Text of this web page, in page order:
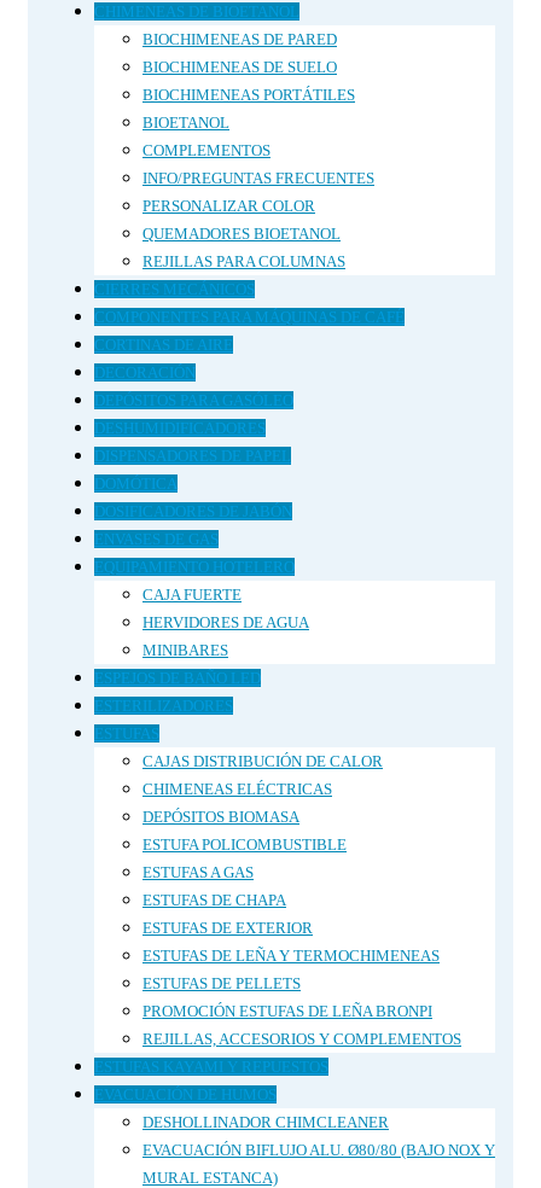
CHIMENEAS DE BIOETANOL
BIOCHIMENEAS DE PARED
BIOCHIMENEAS DE SUELO
BIOCHIMENEAS PORTÁTILES
BIOETANOL
COMPLEMENTOS
INFO/PREGUNTAS FRECUENTES
PERSONALIZAR COLOR
QUEMADORES BIOETANOL
REJILLAS PARA COLUMNAS
CIERRES MECÁNICOS
COMPONENTES PARA MÁQUINAS DE CAFÉ
CORTINAS DE AIRE
DECORACIÓN
DEPÓSITOS PARA GASÓLEO
DESHUMIDIFICADORES
DISPENSADORES DE PAPEL
DOMÓTICA
DOSIFICADORES DE JABÓN
ENVASES DE GAS
EQUIPAMIENTO HOTELERO
CAJA FUERTE
HERVIDORES DE AGUA
MINIBARES
ESPEJOS DE BAÑO LED
ESTERILIZADORES
ESTUFAS
CAJAS DISTRIBUCIÓN DE CALOR
CHIMENEAS ELÉCTRICAS
DEPÓSITOS BIOMASA
ESTUFA POLICOMBUSTIBLE
ESTUFAS A GAS
ESTUFAS DE CHAPA
ESTUFAS DE EXTERIOR
ESTUFAS DE LEÑA Y TERMOCHIMENEAS
ESTUFAS DE PELLETS
PROMOCIÓN ESTUFAS DE LEÑA BRONPI
REJILLAS, ACCESORIOS Y COMPLEMENTOS
ESTUFAS KAYAMI Y REPUESTOS
EVACUACIÓN DE HUMOS
DESHOLLINADOR CHIMCLEANER
EVACUACIÓN BIFLUJO ALU. Ø80/80 (BAJO NOX Y
MURAL ESTANCA)